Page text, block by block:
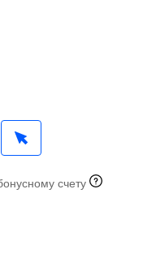
счету